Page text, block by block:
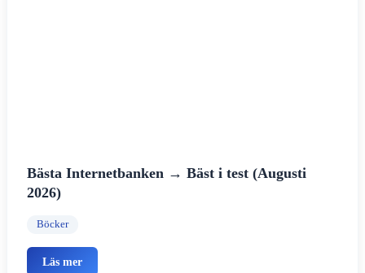
Bästa Internetbanken → Bäst i test (Augusti
2026)
Böcker
Läs mer